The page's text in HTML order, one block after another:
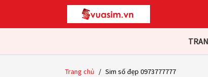
Trang chủ / Sim số đẹp 0973777777